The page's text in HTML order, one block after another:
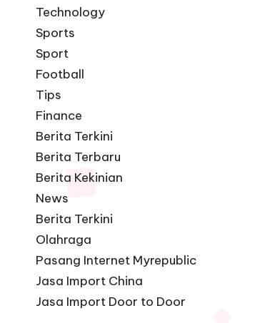
Technology
Sports
Sport
Football
Tips
Finance
Berita Terkini
Berita Terbaru
Berita Kekinian
News
Berita Terkini
Olahraga
Pasang Internet Myrepublic
Jasa Import China
Jasa Import Door to Door